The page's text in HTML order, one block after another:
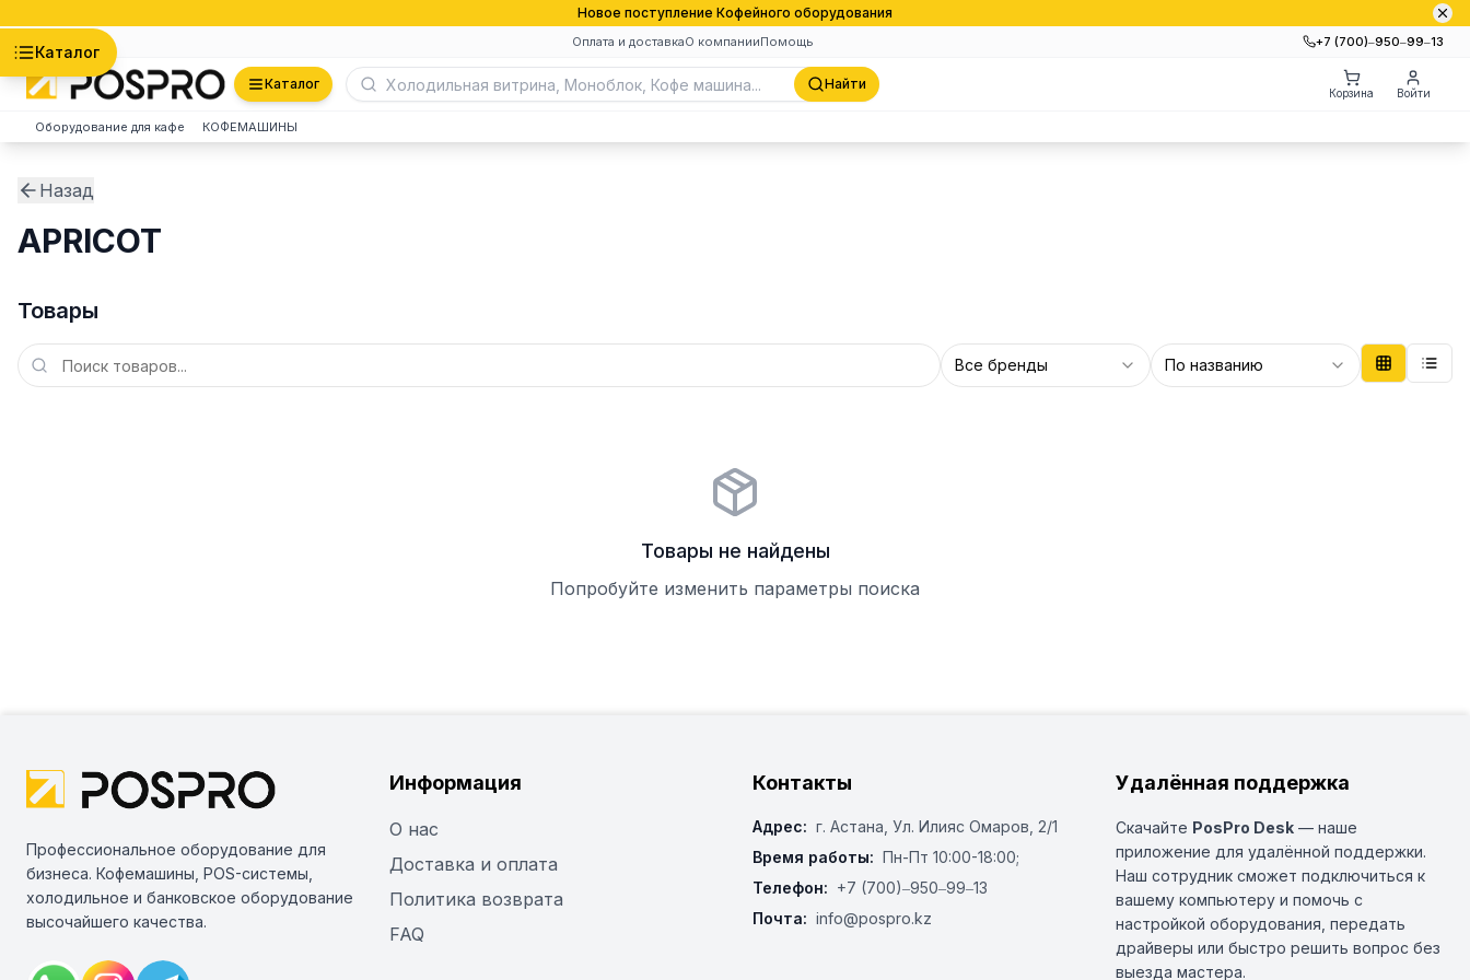
Новое поступление Кофейного оборудования
Оплата и доставкаО компанииПомощь +7 (700)‒950‒99‒13
Каталог
Каталог Найти
Корзина Войти
Оборудование для кафе КОФЕМАШИНЫ
Назад
APRICOT
Товары
Все бренды По названию
Товары не найдены
Попробуйте изменить параметры поиска
Профессиональное оборудование для
бизнеса. Кофемашины, POS-системы,
холодильное и банковское оборудование
высочайшего качества.
Информация
О нас
Доставка и оплата
Политика возврата
FAQ
Контакты
Адрес: г. Астана, ​Ул. Илияс Омаров, 2/1
Время работы: Пн-Пт 10:00-18:00;
Телефон: +7 (700)‒950‒99‒13
Почта: info@pospro.kz
Удалённая поддержка
Скачайте PosPro Desk — наше
приложение для удалённой поддержки.
Наш сотрудник сможет подключиться к
вашему компьютеру и помочь с
настройкой оборудования, передать
драйверы или быстро решить вопрос без
выезда мастера.